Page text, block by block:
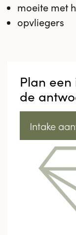
moeite met
opvliegers
Plan
de
Intake